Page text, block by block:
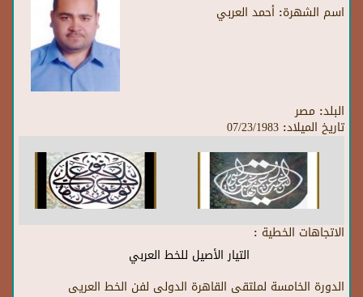
اسم الشهرة: أحمد العربي
البلد: مصر
تاريخ الميلاد: 07/23/1983
الاتجاهات الخطية :
التيار الأصيل للخط العربي
الدورة الخامسة لملتقى القاهرة الدولى لفن الخط العريى